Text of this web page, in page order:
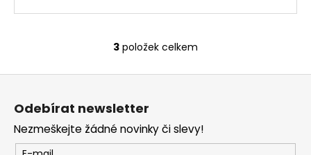
O
v
a
c
3 položek celkem
Odebírat newsletter
Nezmeškejte žádné novinky či slevy!